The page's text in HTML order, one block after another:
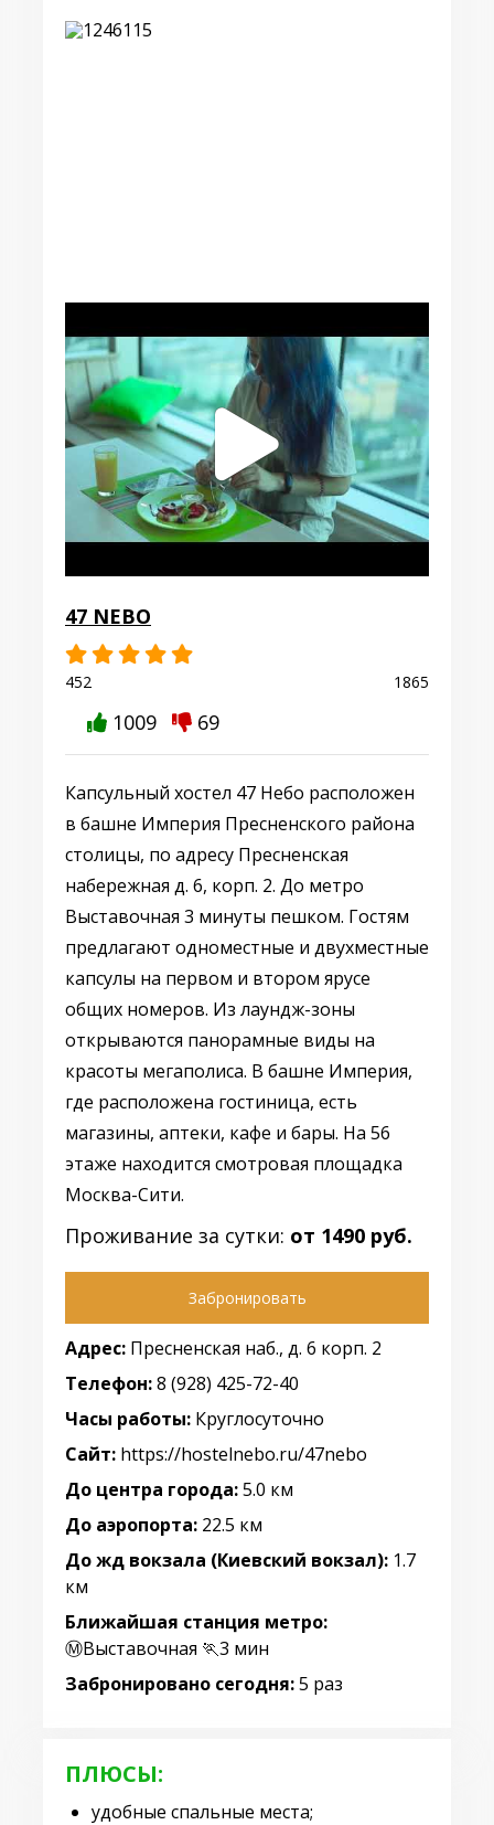
47 NEBO
452 1865
1009 69
Капсульный хостел 47 Небо расположен
в башне Империя Пресненского района
столицы, по адресу Пресненская
набережная д. 6, корп. 2. До метро
Выставочная 3 минуты пешком. Гостям
предлагают одноместные и двухместные
капсулы на первом и втором ярусе
общих номеров. Из лаундж-зоны
открываются панорамные виды на
красоты мегаполиса. В башне Империя,
где расположена гостиница, есть
магазины, аптеки, кафе и бары. На 56
этаже находится смотровая площадка
Москва-Сити.
Проживание за сутки: от 1490 руб.
Забронировать
Адрес: Пресненская наб., д. 6 корп. 2
Телефон:8 (928) 425-72-40
Часы работы: Круглосуточно
Сайт: https://hostelnebo.ru/47nebo
До центра города:5.0 км
До аэропорта: 22.5 км
До жд вокзала (Киевский вокзал): 1.7
км
Ближайшая станция метро:
Ⓜ️Выставочная 🏃3 мин
Забронировано сегодня:5 раз
ПЛЮСЫ:
удобные спальные места;